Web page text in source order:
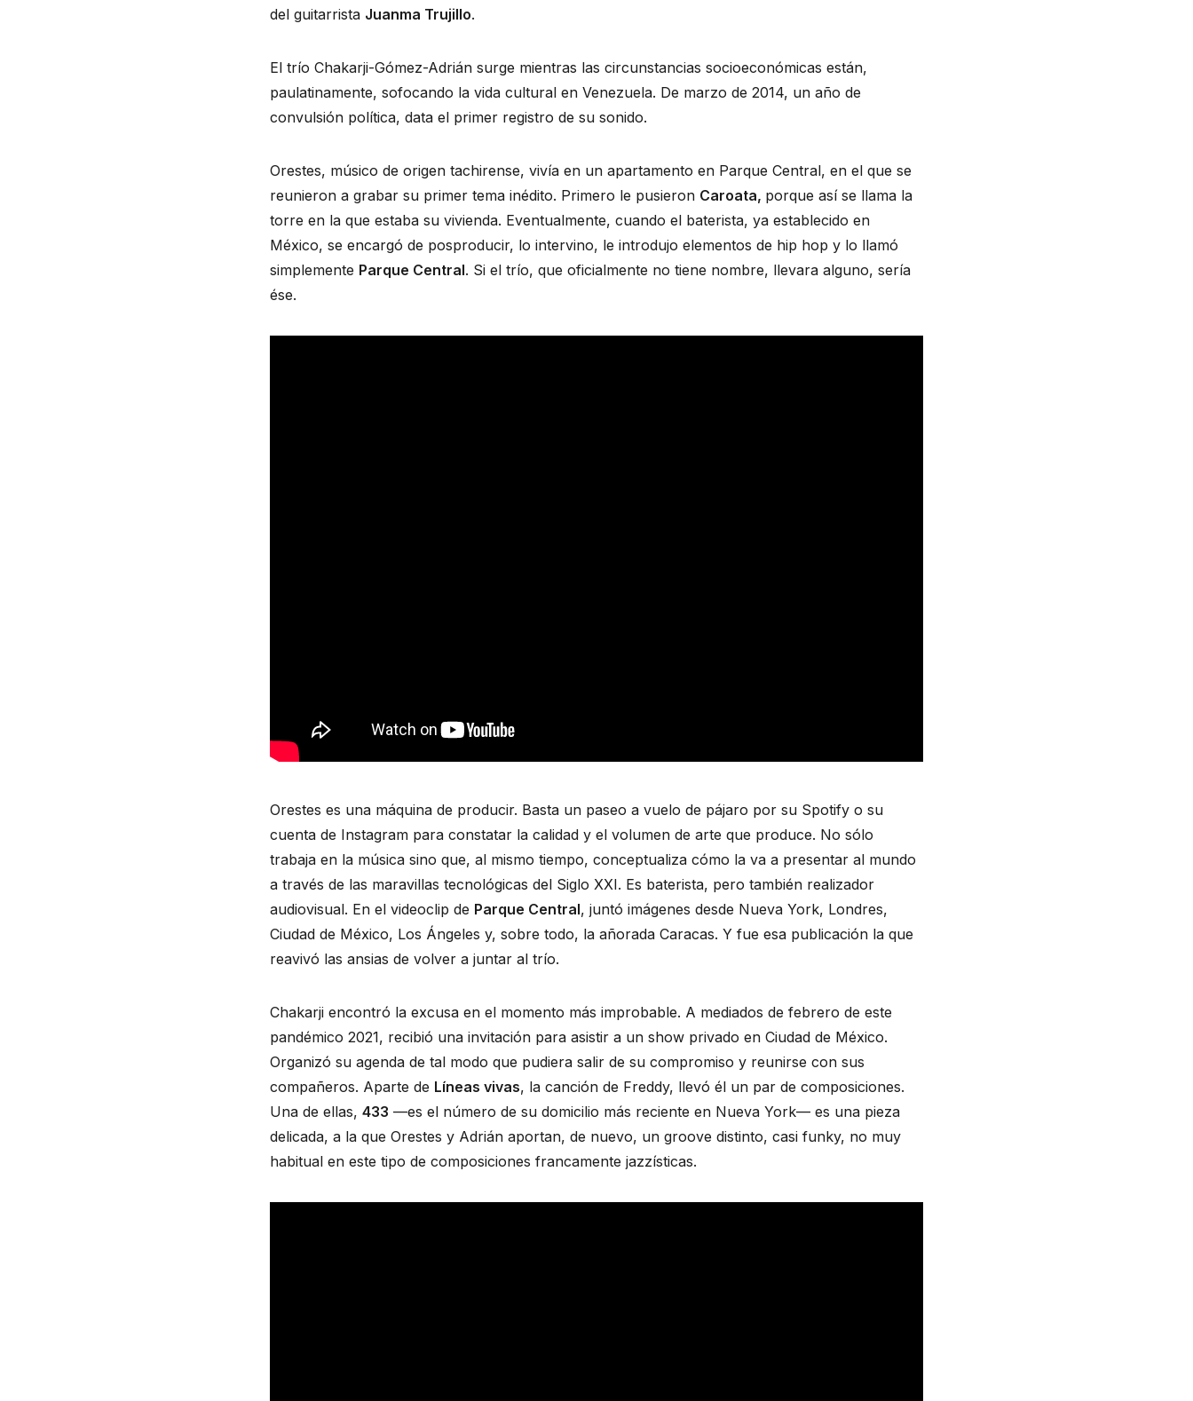
del guitarrista Juanma Trujillo.
El trío Chakarji-Gómez-Adrián surge mientras las circunstancias socioeconómicas están,
paulatinamente, sofocando la vida cultural en Venezuela. De marzo de 2014, un año de
convulsión política, data el primer registro de su sonido.
Orestes, músico de origen tachirense, vivía en un apartamento en Parque Central, en el que se
reunieron a grabar su primer tema inédito. Primero le pusieron Caroata, porque así se llama la
torre en la que estaba su vivienda. Eventualmente, cuando el baterista, ya establecido en
México, se encargó de posproducir, lo intervino, le introdujo elementos de hip hop y lo llamó
simplemente Parque Central. Si el trío, que oficialmente no tiene nombre, llevara alguno, sería
ése.
Orestes es una máquina de producir. Basta un paseo a vuelo de pájaro por su Spotify o su
cuenta de Instagram para constatar la calidad y el volumen de arte que produce. No sólo
trabaja en la música sino que, al mismo tiempo, conceptualiza cómo la va a presentar al mundo
a través de las maravillas tecnológicas del Siglo XXI. Es baterista, pero también realizador
audiovisual. En el videoclip de Parque Central, juntó imágenes desde Nueva York, Londres,
Ciudad de México, Los Ángeles y, sobre todo, la añorada Caracas. Y fue esa publicación la que
reavivó las ansias de volver a juntar al trío.
Chakarji encontró la excusa en el momento más improbable. A mediados de febrero de este
pandémico 2021, recibió una invitación para asistir a un show privado en Ciudad de México.
Organizó su agenda de tal modo que pudiera salir de su compromiso y reunirse con sus
compañeros. Aparte de Líneas vivas, la canción de Freddy, llevó él un par de composiciones.
Una de ellas, 433 —es el número de su domicilio más reciente en Nueva York— es una pieza
delicada, a la que Orestes y Adrián aportan, de nuevo, un groove distinto, casi funky, no muy
habitual en este tipo de composiciones francamente jazzísticas.